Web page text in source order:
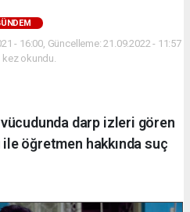
- 16:00, Güncelleme: 21.09.2022 - 11:57
kez okundu.
darp izleri gören
ile öğretmen hakkında suç